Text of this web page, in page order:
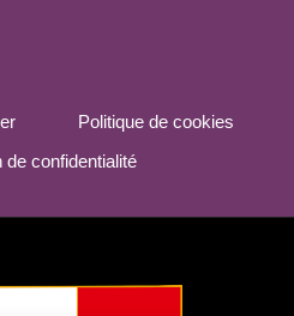
Politique de cookies
de confidentialité